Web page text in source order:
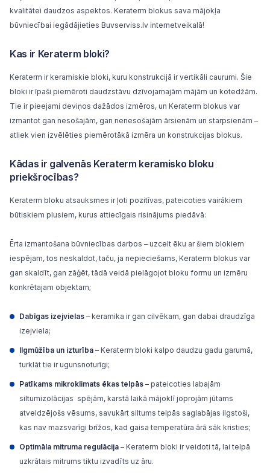
kvalitātei daudzos aspektos. Keraterm blokus sava mājokļa
būvniecībai iegādājieties Buvserviss.lv internetveikalā!
Kas ir Keraterm bloki?
Keraterm irkeramiskie bloki, kuru konstrukcijā ir vertikāli caurumi. Šie
bloki ir īpaši piemēroti daudzstāvu dzīvojamajām mājām un kotedžām.
Tie ir pieejami deviņos dažādos izmēros, un Keraterm blokus var
izmantot gan nesošajām, gan nenesošajām ārsienām un starpsienām –
atliek vien izvēlēties piemērotākā izmēra un konstrukcijas blokus.
Kādas ir galvenās Keraterm keramisko bloku
priekšrocības?
Keraterm bloku atsauksmes ir ļoti pozitīvas, pateicoties vairākiem
būtiskiem plusiem, kurus attiecīgais risinājums piedāvā:
Ērta izmantošana būvniecības darbos – uzcelt ēku ar šiem blokiem
iespējam, tos neskaldot, taču, ja nepieciešams, Keraterm blokus var
gan skaldīt, gan zāģēt, tādā veidā pielāgojot bloku formu un izmēru
konkrētajam objektam;
Dabīgas izejvielas – keramika ir gan cilvēkam, gan dabai draudzīga
izejviela;
Ilgmūžība un izturība – Keraterm bloki kalpo daudzu gadu garumā,
turklāt tie ir ugunsnoturīgi;
Patīkams mikroklimats ēkas telpās – pateicoties labajām
siltumizolācijas spējām, karstā laikā mājoklī joprojām jūtams
atveldzējošs vēsums, savukārt siltums telpās saglabājas ilgstoši,
kas nav mazsvarīgi brīžos, kad gaisa temperatūra ārā sāk kristies;
Optimāla mitruma regulācija – Keraterm bloki ir veidoti tā, lai telpā
uzkrātais mitrums tiktu izvadīts uz āru.